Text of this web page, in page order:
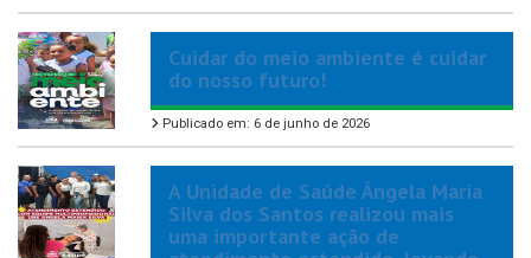
Cuidar do meio ambiente é cuidar
do nosso futuro!
Publicado em: 6 de junho de 2026
A Unidade de Saúde Ângela Maria
Silva dos Santos realizou mais
uma importante ação de